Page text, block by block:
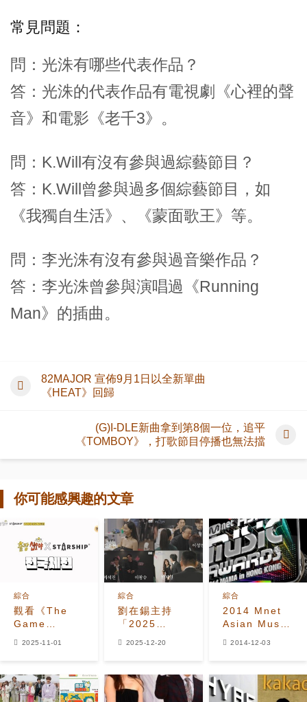
常見問題：
問：光洙有哪些代表作品？
答：光洙的代表作品有電視劇《心裡的聲
音》和電影《老千3》。
問：K.Will有沒有參與過綜藝節目？
答：K.Will曾參與過多個綜藝節目，如
《我獨自生活》、《蒙面歌王》等。
問：李光洙有沒有參與過音樂作品？
答：李光洙曾參與演唱過《Running
Man》的插曲。
82MAJOR 宣佈9月1日以全新單曲
《HEAT》回歸
(G)I-DLE新曲拿到第8個一位，追平
《TOMBOY》，打歌節目停播也無法擋
你可能感興趣的文章
觀看《The
Game
會》官方預告
片
綜合
2025-11-01
劉在錫主持
「2025
綜合
2025-12-20
2014 Mnet
Asian Music
綜合
2014-12-03